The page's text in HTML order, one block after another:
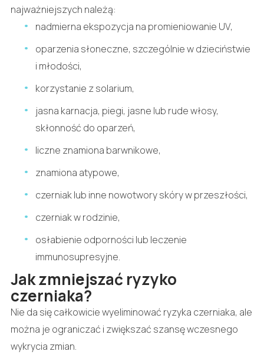
najważniejszych należą:
nadmierna ekspozycja na promieniowanie UV,
oparzenia słoneczne, szczególnie w dzieciństwie
i młodości,
korzystanie z solarium,
jasna karnacja, piegi, jasne lub rude włosy,
skłonność do oparzeń,
liczne znamiona barwnikowe,
znamiona atypowe,
czerniak lub inne nowotwory skóry w przeszłości,
czerniak w rodzinie,
osłabienie odporności lub leczenie
immunosupresyjne.
Jak zmniejszać ryzyko
czerniaka?
Nie da się całkowicie wyeliminować ryzyka czerniaka, ale
można je ograniczać i zwiększać szansę wczesnego
wykrycia zmian.